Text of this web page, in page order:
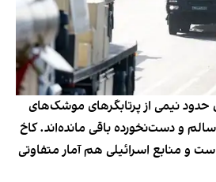
نیمی از پرتابگرهای موشک‌های
و دست‌نخورده باقی مانده‌اند. کاخ
و منابع اسرائیلی هم آمار متفاوتی